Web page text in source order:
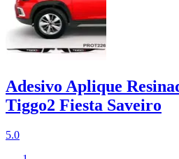
Adesivo Aplique
Tiggo2 Fiesta Saveiro
5.0